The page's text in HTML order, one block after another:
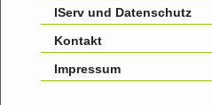
IServ und Datenschutz
Kontakt
Impressum